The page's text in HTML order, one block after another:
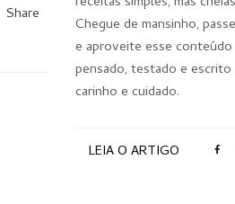
Share
Chegue de mansinho,
e aproveite esse conteúdo
pensado, testado e
carinho e cuidado.
LEIA O ARTIGO